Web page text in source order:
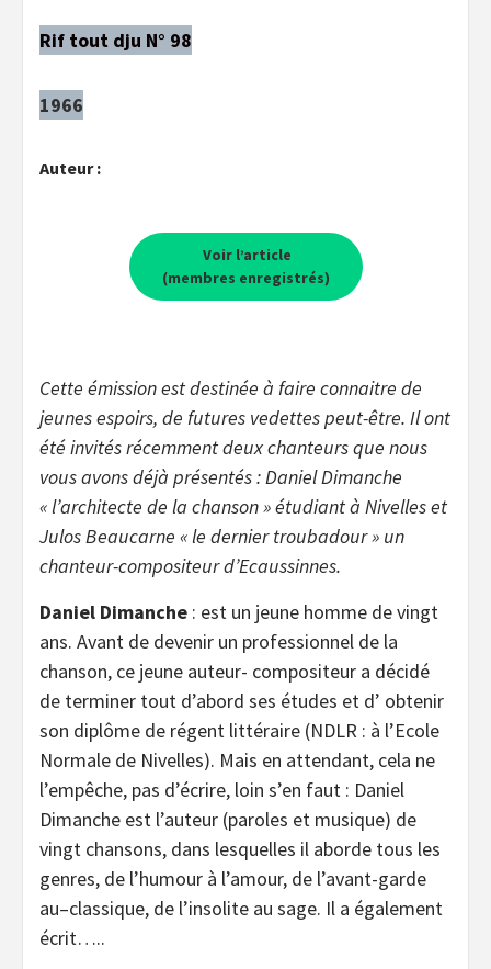
Rif tout dju N° 98
1966
Auteur :
Voir l’article
(membres enregistrés)
Cette émission est destinée à faire connaitre de
jeunes espoirs, de futures vedettes peut-être. Il ont
été invités récemment deux chanteurs que nous
vous avons déjà présentés : Daniel Dimanche
« l’architecte de la chanson » étudiant à Nivelles et
Julos Beaucarne « le dernier troubadour » un
chanteur-compositeur d’Ecaussinnes.
Daniel Dimanche : est un jeune homme de vingt
ans. Avant de devenir un professionnel de la
chanson, ce jeune auteur- compositeur a décidé
de terminer tout d’abord ses études et d’ obtenir
son diplôme de régent littéraire (NDLR : à l’Ecole
Normale de Nivelles). Mais en attendant, cela ne
l’empêche, pas d’écrire, loin s’en faut : Daniel
Dimanche est l’auteur (paroles et musique) de
vingt chansons, dans lesquelles il aborde tous les
genres, de l’humour à l’amour, de l’avant-garde
au–classique, de l’insolite au sage. Il a également
écrit…..